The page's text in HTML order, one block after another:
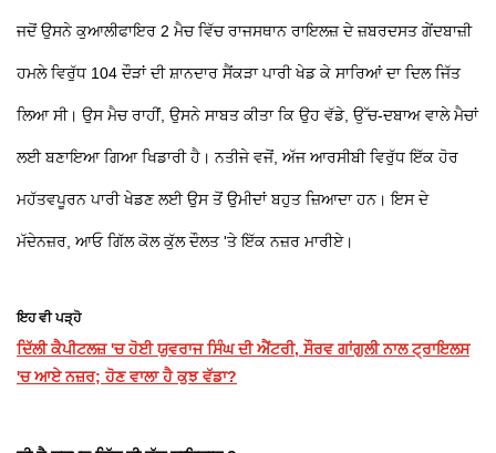
ਜਦੋਂ ਉਸਨੇ ਕੁਆਲੀਫਾਇਰ 2 ਮੈਚ ਵਿੱਚ ਰਾਜਸਥਾਨ ਰਾਇਲਜ਼ ਦੇ ਜ਼ਬਰਦਸਤ ਗੇਂਦਬਾਜ਼ੀ
ਹਮਲੇ ਵਿਰੁੱਧ 104 ਦੌੜਾਂ ਦੀ ਸ਼ਾਨਦਾਰ ਸੈਂਕੜਾ ਪਾਰੀ ਖੇਡ ਕੇ ਸਾਰਿਆਂ ਦਾ ਦਿਲ ਜਿੱਤ
ਲਿਆ ਸੀ। ਉਸ ਮੈਚ ਰਾਹੀਂ, ਉਸਨੇ ਸਾਬਤ ਕੀਤਾ ਕਿ ਉਹ ਵੱਡੇ, ਉੱਚ-ਦਬਾਅ ਵਾਲੇ ਮੈਚਾਂ
ਲਈ ਬਣਾਇਆ ਗਿਆ ਖਿਡਾਰੀ ਹੈ। ਨਤੀਜੇ ਵਜੋਂ, ਅੱਜ ਆਰਸੀਬੀ ਵਿਰੁੱਧ ਇੱਕ ਹੋਰ
ਮਹੱਤਵਪੂਰਨ ਪਾਰੀ ਖੇਡਣ ਲਈ ਉਸ ਤੋਂ ਉਮੀਦਾਂ ਬਹੁਤ ਜ਼ਿਆਦਾ ਹਨ। ਇਸ ਦੇ
ਮੱਦੇਨਜ਼ਰ, ਆਓ ਗਿੱਲ ਕੋਲ ਕੁੱਲ ਦੌਲਤ 'ਤੇ ਇੱਕ ਨਜ਼ਰ ਮਾਰੀਏ।
ਇਹ ਵੀ ਪੜ੍ਹੋ
ਦਿੱਲੀ ਕੈਪੀਟਲਜ਼ 'ਚ ਹੋਈ ਯੁਵਰਾਜ ਸਿੰਘ ਦੀ ਐਂਟਰੀ, ਸੌਰਵ ਗਾਂਗੁਲੀ ਨਾਲ ਟ੍ਰਾਇਲਸ
'ਚ ਆਏ ਨਜ਼ਰ; ਹੋਣ ਵਾਲਾ ਹੈ ਕੁਝ ਵੱਡਾ?